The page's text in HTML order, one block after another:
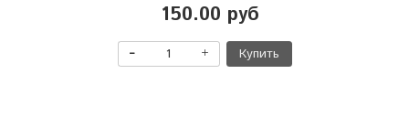
150.00 руб
Купить